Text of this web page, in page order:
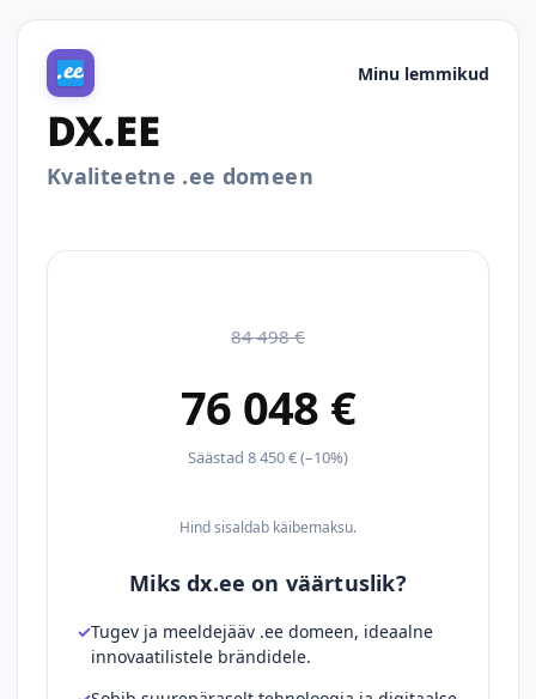
Minu lemmikud
DX.EE
Kvaliteetne .ee domeen
84 498 €
76 048 €
Säästad 8 450 € (–10%)
Hind sisaldab käibemaksu.
Miks dx.ee on väärtuslik?
Tugev ja meeldejääv .ee domeen, ideaalne
innovaatilistele brändidele.